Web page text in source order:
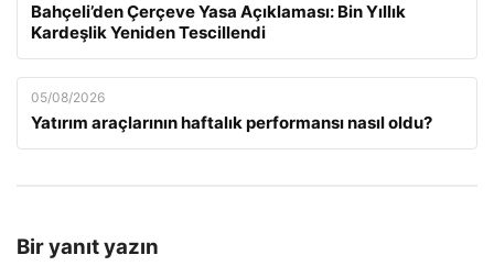
Bahçeli’den Çerçeve Yasa Açıklaması: Bin Yıllık
Kardeşlik Yeniden Tescillendi
05/08/2026
Yatırım araçlarının haftalık performansı nasıl oldu?
Bir yanıt yazın